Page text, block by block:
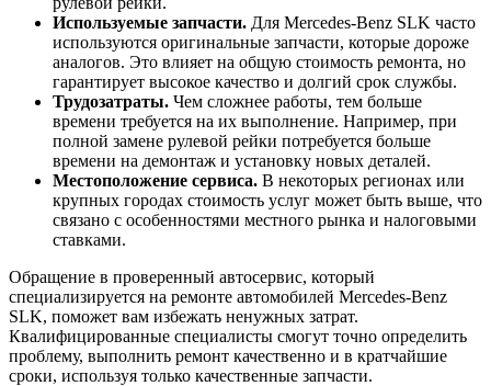
Используемые запчасти. Для Mercedes-Benz SLK часто
используются оригинальные запчасти, которые дороже
аналогов. Это влияет на общую стоимость ремонта, но
гарантирует высокое качество и долгий срок службы.
Трудозатраты. Чем сложнее работы, тем больше
времени требуется на их выполнение. Например, при
полной замене рулевой рейки потребуется больше
времени на демонтаж и установку новых деталей.
Местоположение сервиса. В некоторых регионах или
крупных городах стоимость услуг может быть выше, что
связано с особенностями местного рынка и налоговыми
ставками.
Обращение в проверенный автосервис, который
специализируется на ремонте автомобилей Mercedes-Benz
SLK, поможет вам избежать ненужных затрат.
Квалифицированные специалисты смогут точно определить
проблему, выполнить ремонт качественно и в кратчайшие
сроки, используя только качественные запчасти.